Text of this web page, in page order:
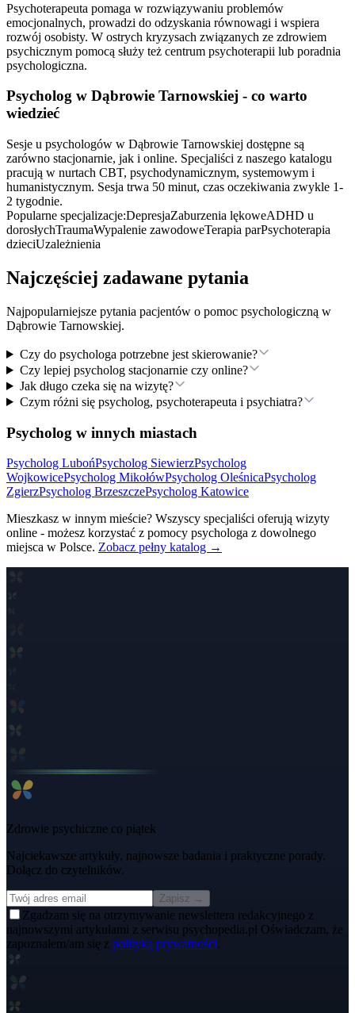
Psychoterapeuta pomaga w rozwiązywaniu problemów
emocjonalnych, prowadzi do odzyskania równowagi i wspiera
rozwój osobisty. W ostrych kryzysach związanych ze zdrowiem
psychicznym pomocą służy też centrum psychoterapii lub poradnia
psychologiczna.
Psycholog w Dąbrowie Tarnowskiej - co warto
wiedzieć
Sesje u psychologów w Dąbrowie Tarnowskiej dostępne są
zarówno stacjonarnie, jak i online. Specjaliści z naszego katalogu
pracują w nurtach CBT, psychodynamicznym, systemowym i
humanistycznym. Sesja trwa 50 minut, czas oczekiwania zwykle 1-
2 tygodnie.
Popularne specjalizacje:DepresjaZaburzenia lękoweADHD u
dorosłychTraumaWypalenie zawodoweTerapia parPsychoterapia
dzieciUzależnienia
Najczęściej zadawane pytania
Najpopularniejsze pytania pacjentów o pomoc psychologiczną w
Dąbrowie Tarnowskiej.
Czy do psychologa potrzebne jest skierowanie?
Czy lepiej psycholog stacjonarnie czy online?
Jak długo czeka się na wizytę?
Czym różni się psycholog, psychoterapeuta i psychiatra?
Psycholog w innych miastach
Psycholog LubońPsycholog SiewierzPsycholog
WojkowicePsycholog MikołówPsycholog OleśnicaPsycholog
ZgierzPsycholog BrzeszczePsycholog Katowice
Mieszkasz w innym mieście? Wszyscy specjaliści oferują wizyty
online - możesz korzystać z pomocy psychologa z dowolnego
miejsca w Polsce. Zobacz pełny katalog →
Zdrowie psychiczne co piątek
Najciekawsze artykuły, najnowsze badania i praktyczne porady.
Dołącz do czytelników.
Zapisz →
Zgadzam się na otrzymywanie newslettera redakcyjnego z
najnowszymi artykułami z serwisu psychopedia.pl Oświadczam, że
zapoznałem/am się z polityką prywatności.